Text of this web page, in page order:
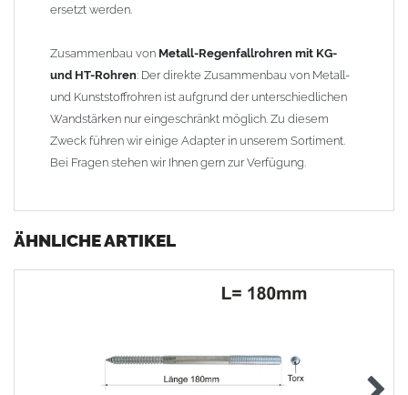
ersetzt werden.
Zusammenbau von Metall-Regenfallrohren mit KG-
und HT-Rohren: Der direkte Zusammenbau von Metall-
und Kunststoffrohren ist aufgrund der unterschiedlichen
Wandstärken nur eingeschränkt möglich. Zu diesem
Zweck führen wir einige Adapter in unserem Sortiment.
Bei Fragen stehen wir Ihnen gern zur Verfügung.
ÄHNLICHE ARTIKEL